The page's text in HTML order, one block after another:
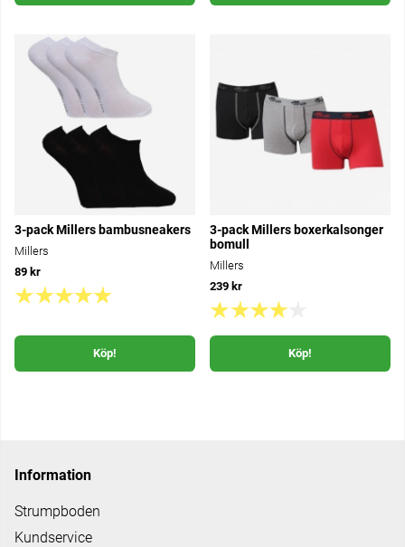
3-pack Millers bambusneakers
Millers
89 kr
Köp!
3-pack Millers boxerkalsonger
bomull
Millers
239 kr
Köp!
Information
Strumpboden
Kundservice